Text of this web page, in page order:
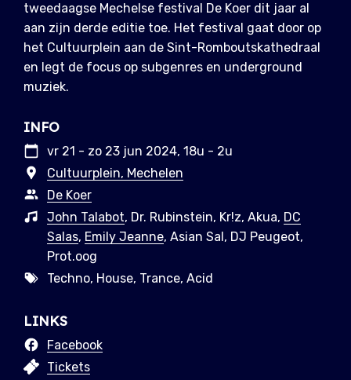
tweedaagse Mechelse festival De Koer dit jaar al
aan zijn derde editie toe. Het festival gaat door op
het Cultuurplein aan de Sint-Romboutskathedraal
en legt de focus op subgenres en underground
muziek.
INFO
vr 21 - zo 23 jun 2024, 18u - 2u
Cultuurplein, Mechelen
De Koer
John Talabot, Dr. Rubinstein, Kr!z, Akua, DC
Salas, Emily Jeanne, Asian Sal, DJ Peugeot,
Prot.oog
Techno, House, Trance, Acid
LINKS
Facebook
Tickets